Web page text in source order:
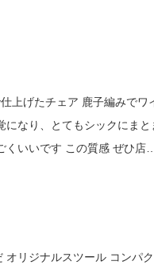
鹿子編みでワイ
質感 ぜひ店頭
ルスツール コンパクト